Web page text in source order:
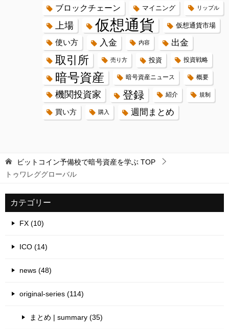
ブロックチェーン マイニング リップル
上場 仮想通貨 仮想通貨市場
使い方 入金 内容 出金
取引所 売り方 投資 投資戦略
暗号資産 暗号資産ニュース 概要
機関投資家 登録 紹介 規制
買い方 購入 週間まとめ
ビットコイン予備校で暗号資産を学ぶ TOP
トゥワレググローバル
カテゴリー
FX (10)
ICO (14)
news (48)
original-series (114)
まとめ | summary (35)